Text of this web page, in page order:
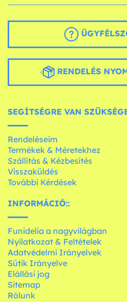
RENDELÉS
SEGÍTSÉGRE VAN
Rendeléseim
Termékek & Méretekhez
Szállítás & Kézbesítés
Visszaküldés
További Kérdések
INFORMÁCIÓ::
Funidelia a nagyvilágban
Nyilatkozat & Feltételek
Adatvédelmi Irányelvek
Sütik Irányelve
Elállási jog
Sitemap
Rólunk